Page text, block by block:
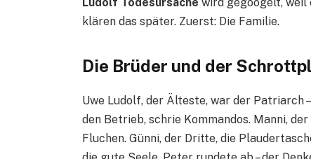
klären das später. Zuerst: Die Familie.
Die Brüder und der
Uwe Ludolf, der Älteste, war der
den Betrieb, schrie Kommandos. Manni,
Fluchen. Günni, der Dritte, die